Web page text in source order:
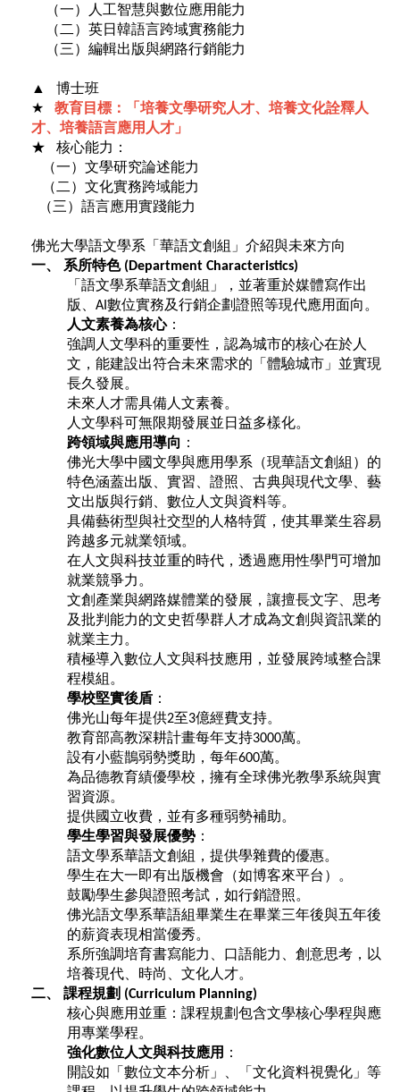
（一）人工智慧與數位應用能力
（二）英日韓語言跨域實務能力
（三）編輯出版與網路行銷能力
▲ 博士班
★ 教育目標：
「培養文學研究人才、培養文化詮釋人
才、培養語言應用人才」
★ 核心能力：
（一）文學研究論述能力
（二）文化實務跨域能力
（三）語言應用實踐能力
佛光大學語文學系「華語文創組」介紹與未來方向
一、
系所特色(Department Characteristics)
「語文學系華語文創組」，並著重於媒體寫作出
版、 AI 數位實務及行銷企劃證照等現代應用面向。
人文素養為核心：
強調人文學科的重要性，認為城市的核心在於人
文，能建設出符合未來需求的「體驗城市」並實現
長久發展。
未來人才需具備人文素養。
人文學科可無限期發展並日益多樣化。
跨領域與應用導向 ：
佛光大學中國文學與應用學系（現華語文創組）的
特色涵蓋出版、實習、證照、古典與現代文學、藝
文出版與行銷、數位人文與資料等。
具備藝術型與社交型的人格特質，使其畢業生容易
跨越多元就業領域。
在人文與科技並重的時代，透過應用性學門可增加
就業競爭力。
文創產業與網路媒體業的發展，讓擅長文字、思考
及批判能力的文史哲學群人才成為文創與資訊業的
就業主力。
積極導入數位人文與科技應用，並發展跨域整合課
程模組。
學校堅實後盾 ：
佛光山每年提供2至3億經費支持。
教育部高教深耕計畫每年支持3000萬。
設有小藍鵲弱勢獎助，每年600萬。
為品德教育績優學校，擁有全球佛光教學系統與實
習資源。
提供國立收費，並有多種弱勢補助。
學生學習與發展優勢 ：
語文學系華語文創組，提供學雜費的優惠。
學生在大一即有出版機會（如博客來平台）。
鼓勵學生參與證照考試，如行銷證照。
佛光語文學系華語組畢業生在畢業三年後與五年後
的薪資表現相當優秀。
系所強調培育書寫能力、口語能力、創意思考，以
培養現代、時尚、文化人才。
二、
課程規劃 (Curriculum Planning)
核心與應用並重：課程規劃包含文學核心學程與應
用專業學程。
強化數位人文與科技應用 ：
開設如「數位文本分析」、「文化資料視覺化」等